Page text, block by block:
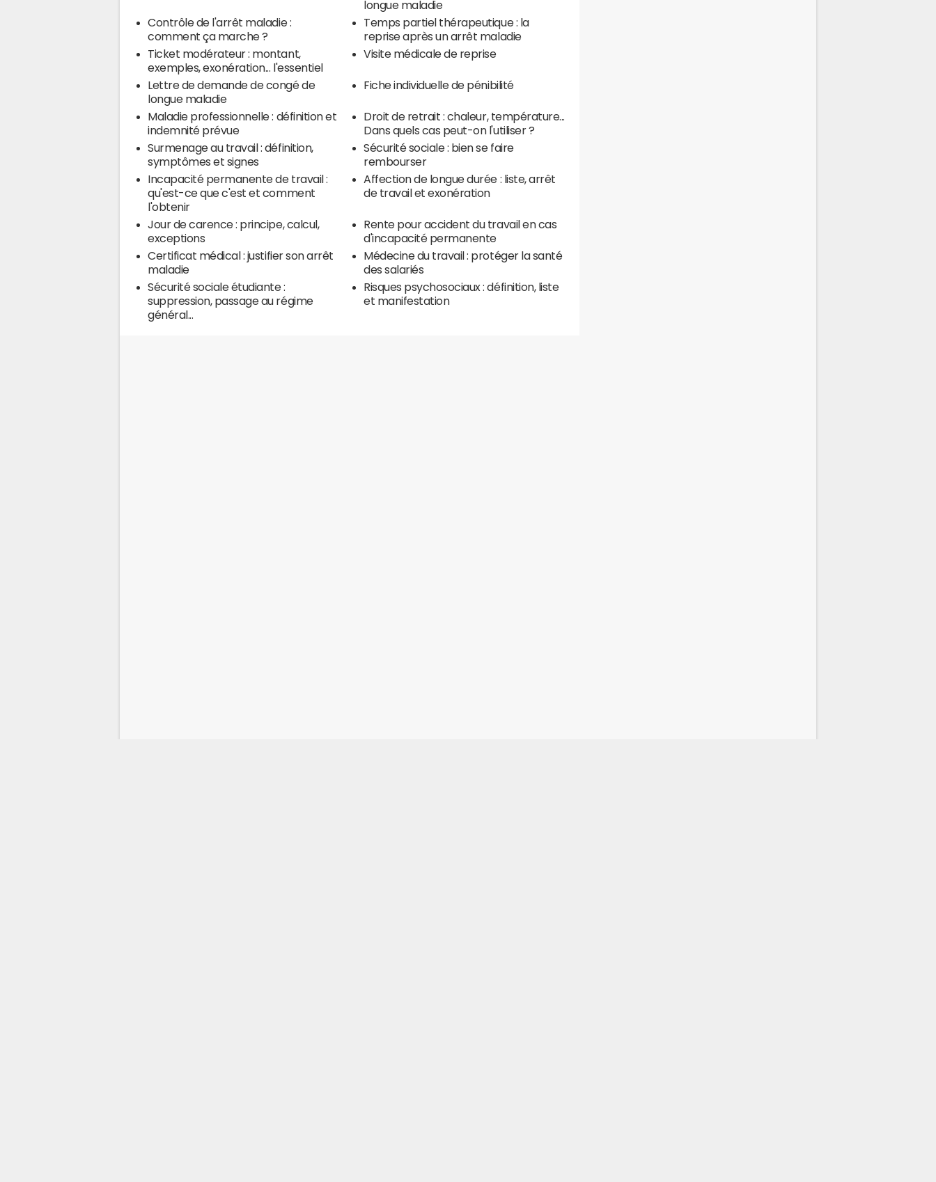
longue maladie
Contrôle de l'arrêt maladie :
comment ça marche ?
Temps partiel thérapeutique : la
reprise après un arrêt maladie
Ticket modérateur : montant,
exemples, exonération... l'essentiel
Visite médicale de reprise
Lettre de demande de congé de
longue maladie
Fiche individuelle de pénibilité
Maladie professionnelle : définition et
indemnité prévue
Droit de retrait : chaleur, température...
Dans quels cas peut-on l'utiliser ?
Surmenage au travail : définition,
symptômes et signes
Sécurité sociale : bien se faire
rembourser
Incapacité permanente de travail :
qu'est-ce que c'est et comment
l'obtenir
Affection de longue durée : liste, arrêt
de travail et exonération
Jour de carence : principe, calcul,
exceptions
Rente pour accident du travail en cas
d'incapacité permanente
Certificat médical : justifier son arrêt
maladie
Médecine du travail : protéger la santé
des salariés
Sécurité sociale étudiante :
suppression, passage au régime
général...
Risques psychosociaux : définition, liste
et manifestation